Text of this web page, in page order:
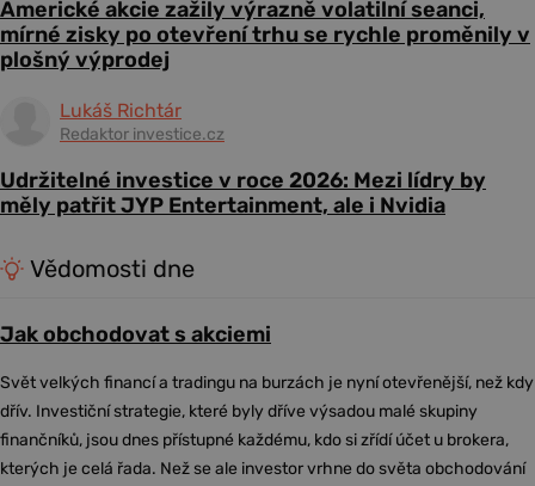
Americké akcie zažily výrazně volatilní seanci,
mírné zisky po otevření trhu se rychle proměnily v
plošný výprodej
Lukáš Richtár
Redaktor investice.cz
Udržitelné investice v roce 2026: Mezi lídry by
měly patřit JYP Entertainment, ale i Nvidia
Vědomosti dne
Jak obchodovat s akciemi
Svět velkých financí a tradingu na burzách je nyní otevřenější, než kdy
dřív. Investiční strategie, které byly dříve výsadou malé skupiny
finančníků, jsou dnes přístupné každému, kdo si zřídí účet u brokera,
kterých je celá řada. Než se ale investor vrhne do světa obchodování